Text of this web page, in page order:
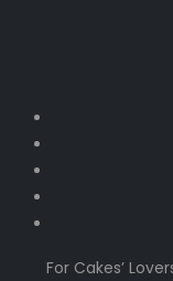
For Cakes’